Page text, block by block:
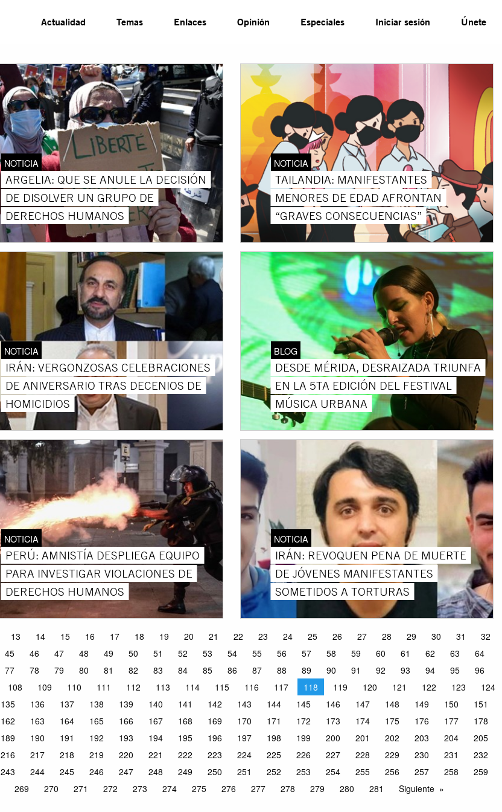
Actualidad Temas Enlaces Opinión Especiales Iniciar sesión Únete
NOTICIA
ARGELIA: QUE SE ANULE LA DECISIÓN
DE DISOLVER UN GRUPO DE
DERECHOS HUMANOS
NOTICIA
TAILANDIA: MANIFESTANTES
MENORES DE EDAD AFRONTAN
“GRAVES CONSECUENCIAS”
NOTICIA
IRÁN: VERGONZOSAS CELEBRACIONES
DE ANIVERSARIO TRAS DECENIOS DE
HOMICIDIOS
BLOG
DESDE MÉRIDA, DESRAIZADA TRIUNFA
EN LA 5TA EDICIÓN DEL FESTIVAL
MÚSICA URBANA
NOTICIA
PERÚ: AMNISTÍA DESPLIEGA EQUIPO
PARA INVESTIGAR VIOLACIONES DE
DERECHOS HUMANOS
NOTICIA
IRÁN: REVOQUEN PENA DE MUERTE
DE JÓVENES MANIFESTANTES
SOMETIDOS A TORTURAS
13 14 15 16 17 18 19 20 21 22 23 24 25 26 27 28 29 30 31
32
45 46 47 48 49 50 51 52 53 54 55 56 57 58 59 60 61 62 63
64
77 78 79 80 81 82 83 84 85 86 87 88 89 90 91 92 93 94 95
96
108 109 110 111 112 113 114 115 116 117 118 119 120 121 122 123
124
135 136 137 138 139 140 141 142 143 144 145 146 147 148 149 150
151
162 163 164 165 166 167 168 169 170 171 172 173 174 175 176 177
178
189 190 191 192 193 194 195 196 197 198 199 200 201 202 203 204
205
216 217 218 219 220 221 222 223 224 225 226 227 228 229 230 231
232
243 244 245 246 247 248 249 250 251 252 253 254 255 256 257 258
259
269 270 271 272 273 274 275 276 277 278 279 280 281 Siguiente